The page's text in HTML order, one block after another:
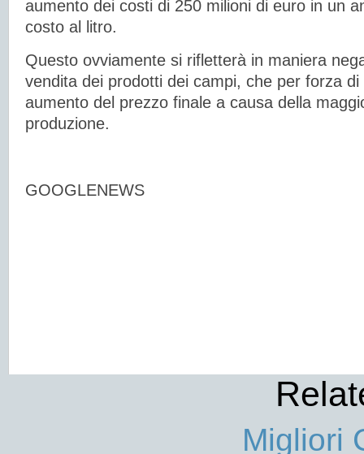
aumento dei costi di 250 milioni di euro in un
costo al litro.
Questo ovviamente si rifletterà in maniera
vendita dei prodotti dei campi, che per forza
aumento del prezzo finale a causa della
produzione.
GOOGLENEWS
Migliori